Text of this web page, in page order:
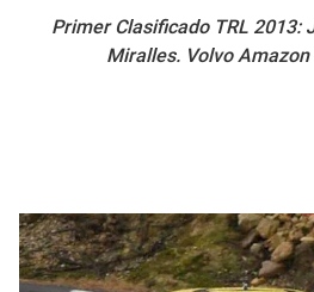
Primer Clasificado TRL 2013:
Miralles. Volvo